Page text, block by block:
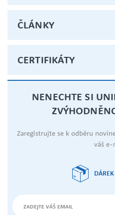
ČLÁNKY
CERTIFIKÁTY
NENECHTE SI
Zaregistrujte se k odběru
váš